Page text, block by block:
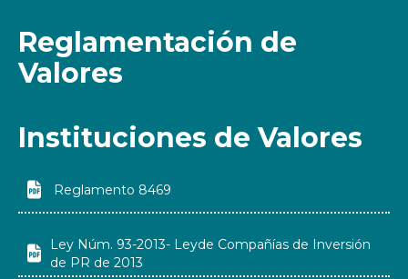
Reglamentación de
Valores
Instituciones de Valores
 Reglamento 8469

Ley Núm. 93-2013- Leyde Compañías de Inversión
de PR de 2013